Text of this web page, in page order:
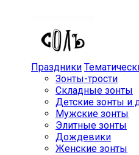
Праздники
Зонты-трости
Складные зонты
Детские зонты и
Мужские зонты
Элитные зонты
Дождевики
Женские зонты